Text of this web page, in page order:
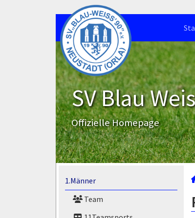
SV Blau
Offizielle Homepage
1.Männer
Team